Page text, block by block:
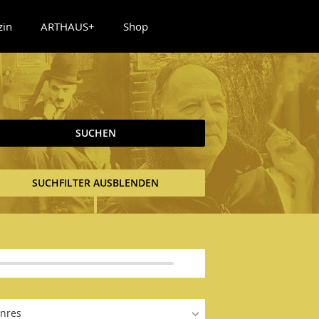
ARTHAUS+ Shop
SUCHEN
SUCHFILTER AUSBLENDEN